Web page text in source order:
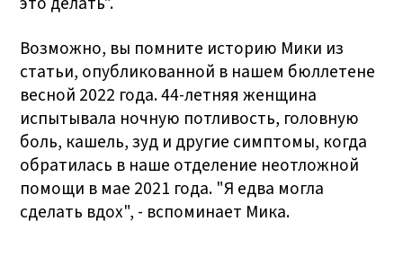
Возможно, вы помните историю Мики из
статьи, опубликованной в нашем бюллетене
весной 2022 года. 44-летняя женщина
испытывала ночную потливость, головную
боль, кашель, зуд и другие симптомы, когда
обратилась в наше отделение неотложной
помощи в мае 2021 года. "Я едва могла
сделать вдох", - вспоминает Мика.